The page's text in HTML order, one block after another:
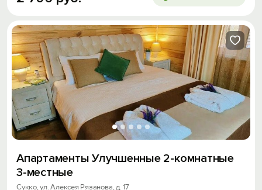
Апартаменты Улучшенные 2-комнатные
3-местные
Сукко, ул. Алексея Рязанова, д. 17